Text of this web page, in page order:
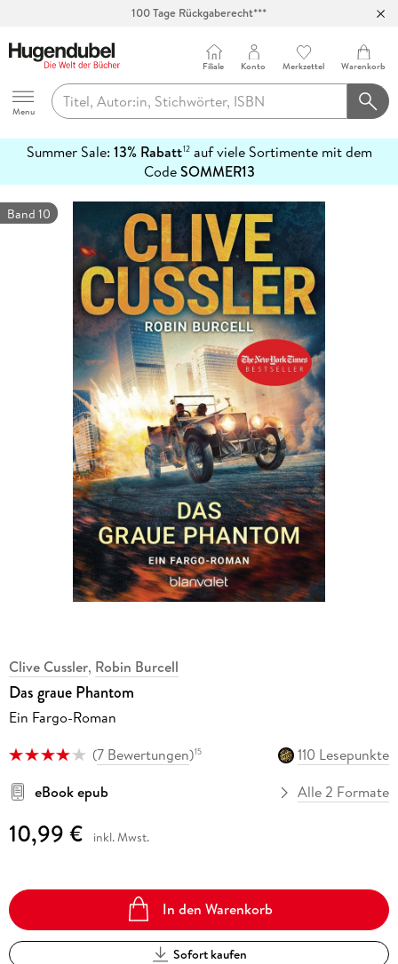
100 Tage Rückgaberecht***
Hugendubel
Menu
Filiale Konto Merkzettel Warenkorb
Summer Sale: 13% Rabatt12auf viele Sortimente mit dem
CodeSOMMER13
erfahren
Band 10
Clive Cussler, Robin Burcell
Das graue Phantom
Ein Fargo-Roman
(7 Bewertungen)15
110 Lesepunkte
eBook epub
Alle 2 Formate
10,99 € inkl. Mwst.
In den Warenkorb
Sofort kaufen